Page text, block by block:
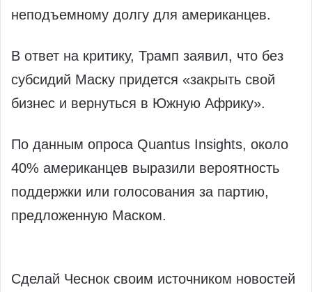
неподъемному долгу для американцев.
В ответ на критику, Трамп заявил, что без
субсидий Маску придется «закрыть свой
бизнес и вернуться в Южную Африку».
По данным опроса Quantus Insights, около
40% американцев выразили вероятность
поддержки или голосования за партию,
предложенную Маском.
Сделай Чеснок своим источником новостей